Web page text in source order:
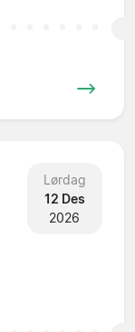
Lørdag
12 Des
2026